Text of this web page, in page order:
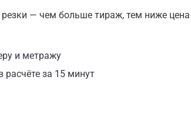
— чем больше тираж, тем ниже
и метражу
за 15 минут